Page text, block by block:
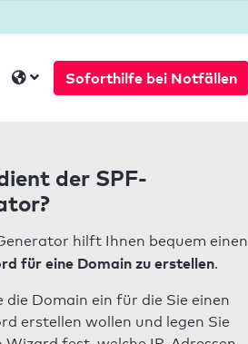
Soforthilfe bei Notfällen
der SPF-
hilft Ihnen bequem einen
für eine Domain zu erstellen.
die Domain ein für die Sie einen
erstellen wollen und legen Sie